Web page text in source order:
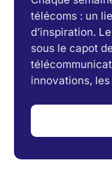
télécoms : un
d’inspiration.
sous le capot
innovations,